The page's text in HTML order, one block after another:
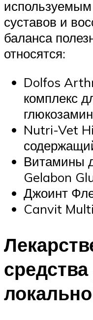
суставов и
баланса
относятся:
Dolfos
комплекс
Nutri-Vet
Витамины
Gelabon
Джоинт
Canvit